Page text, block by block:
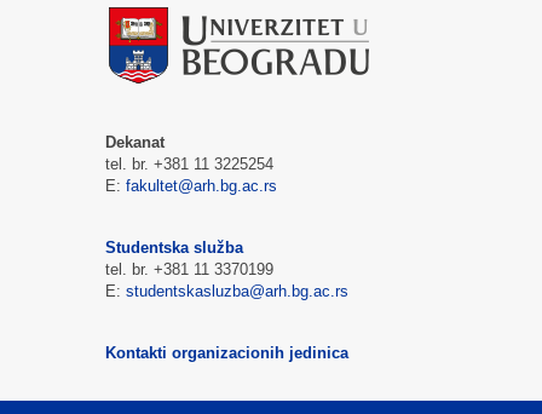
Dekanat
tel. br. +381 11 3225254
E: fakultet@arh.bg.ac.rs
Studentska služba
tel. br. +381 11 3370199
E: studentskasluzba@arh.bg.ac.rs
Kontakti organizacionih jedinica